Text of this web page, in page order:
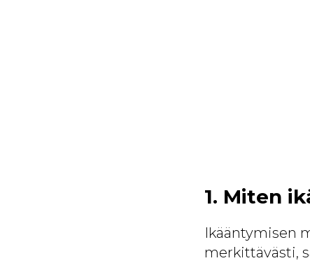
1. Miten
Ikääntymisen
merkittävästi,